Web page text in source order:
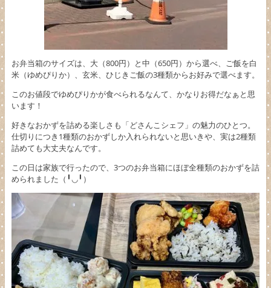
お弁当箱のサイズは、大（800円）と中（650円）から選べ、ご飯を白
米（ゆめぴりか）、玄米、ひじきご飯の3種類からお好みで選べます。
このお値段でゆめぴりかが食べられるなんて、かなりお得だなぁと思
います！
好きなおかずを詰める楽しさも「どさんこシェフ」の魅力のひとつ。
仕切りにつき1種類のおかずしか入れられないと思いきや、実は2種類
詰めても大丈夫なんです。
この日は家族で行ったので、3つのお弁当箱にほぼ全種類のおかずを詰
められました（╹◡╹）